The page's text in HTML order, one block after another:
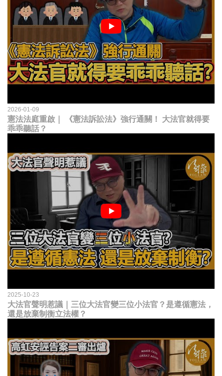
2026-01-09
憲法法庭重啟｜ 《憲法訴訟法》強行通關！ 大法官就得要
乖乖聽話？
2025-10-23
大法官聲明惹議｜三位大法官變三位小法官？是遵循憲法，
還是放棄制衡立法權？